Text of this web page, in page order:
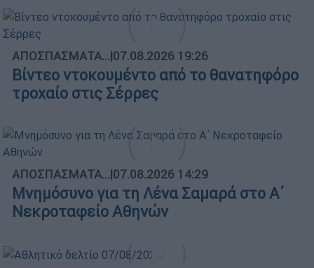
ΑΠΟΣΠΑΣΜΑΤΑ...|07.08.2026 19:26
Βίντεο ντοκουμέντο από το θανατηφόρο
τροχαίο στις Σέρρες
ΑΠΟΣΠΑΣΜΑΤΑ...|07.08.2026 14:29
Μνημόσυνο για τη Λένα Σαμαρά στο Α΄
Νεκροταφείο Αθηνών